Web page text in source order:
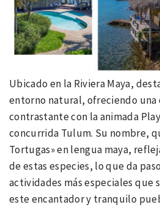
​Ubicado en la Riviera Maya,
entorno natural, ofreciendo una
contrastante con la animada
concurrida Tulum. Su nombre,
Tortugas» en lengua maya,
de estas especies, lo que da
actividades más especiales que
este encantador y tranquilo